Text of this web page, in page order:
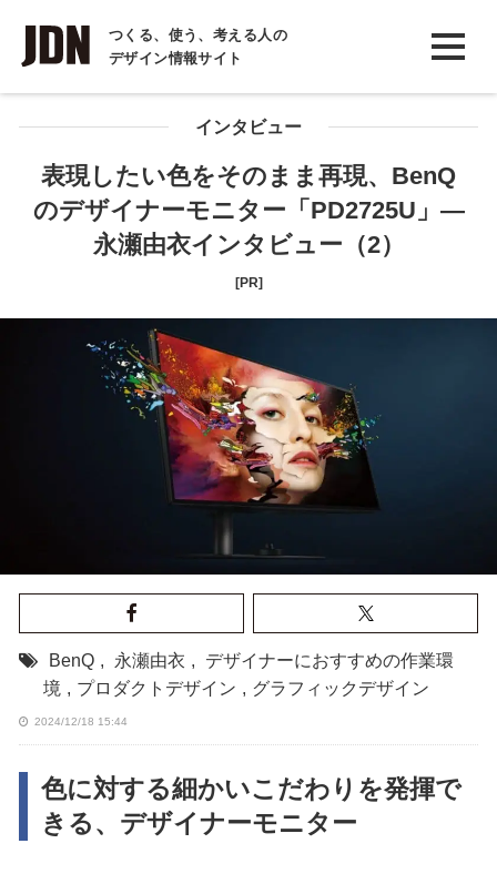
つくる、使う、考える人の
デザイン情報サイト
INTERVIEW
インタビュー
REPORT
COLUMN
コラム
インタビュー
表現したい色をそのまま再現、BenQ
のデザイナーモニター「PD2725U」―
永瀬由衣インタビュー（2）
[PR]
BenQ , 永瀬由衣 ,
デザイナーにおすすめの作業環
境 , プロダクトデザイン , グラフィックデザイン
2024/12/18 15:44
色に対する細かいこだわりを発揮で
きる、デザイナーモニター